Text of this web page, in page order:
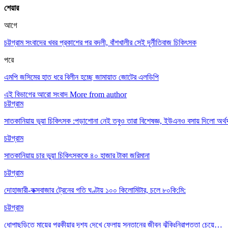
শেয়ার
আগে
চট্টগ্রাম সংবাদের খবর প্রকাশের পর বদলী, বাঁশখালীর সেই দূর্নীতিবাজ চিকিৎসক
পরে
এমপি জসিমের হাত ধরে বিলীন হচ্ছে জামায়াত জোটের এলডিপি
এই বিভাগের আরো সংবাদ More from author
চট্টগ্রাম
সাতকানিয়ায় ভূয়া চিকিৎসক :পড়াশোনা নেই তবুও তারা বিশেষজ্ঞ, ইউএনও বসায় দিলো
চট্টগ্রাম
সাতকানিয়ায় চার ভুয়া চিকিৎসককে ৪০ হাজার টাকা জরিমানা
চট্টগ্রাম
দোহাজারী-কক্সবাজার ট্রেনের গতি ঘণ্টায় ১০০ কিলোমিটার, চলে ৮০কি:মি:
চট্টগ্রাম
ধোপাছড়িতে মায়ের পরকীয়ার দৃশ্য দেখে ফেলায় সন্তানের জীবন ঝুঁকিঃনিরাপত্তা চেয়ে…